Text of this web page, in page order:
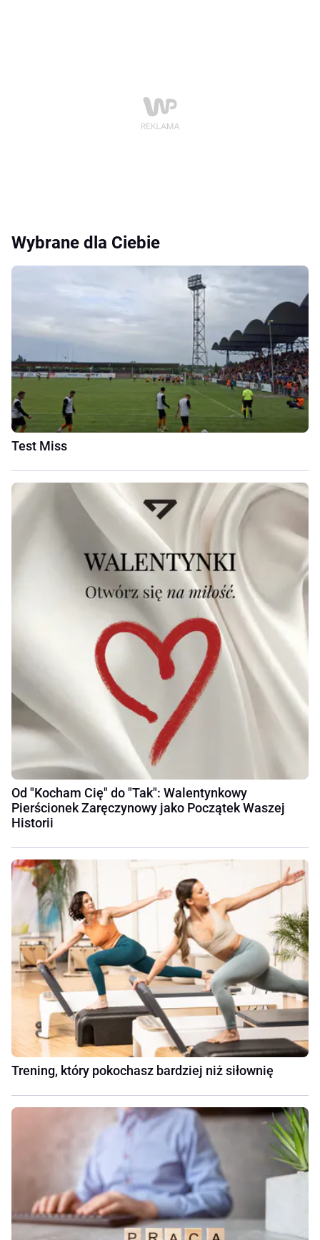
Wybrane dla Ciebie
Test Miss
Od "Kocham Cię" do "Tak": Walentynkowy
Pierścionek Zaręczynowy jako Początek Waszej
Historii
Trening, który pokochasz bardziej niż siłownię